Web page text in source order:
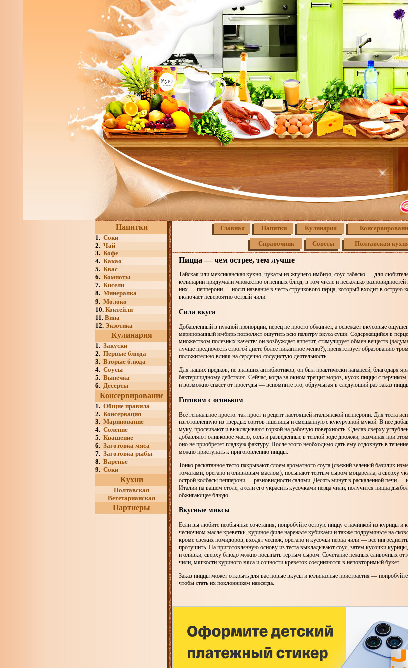
Напитки
1. Соки
2. Чай
3. Кофе
4. Какао
5. Квас
6. Компоты
7. Кисели
8. Минералка
9. Молоко
10. Коктейли
11. Вина
12. Экзотика
Кулинария
1. Закуски
2. Первые блюда
3. Вторые блюда
4. Соусы
5. Выпечка
6. Десерты
Консервирование
1. Общие правила
2. Консервация
3. Маринование
4. Соление
5. Квашение
6. Заготовка мяса
7. Заготовка рыбы
8. Варенье
9. Соки
Кухни
Полтавская
Вегетарианская
Партнеры
Главная Напитки Кулинария
Справочник Советы Полтавская
Пицца — чем острее, тем лучше
Тайская или мексиканская кухня, цукаты из жгучего имбиря, соус табаско — для
кулинарии придумали множество огненных блюд, в том числе и несколько
них — пепперони — носит название в честь стручкового перца, который входит в острую
включает невероятно острый чили.
Сила вкуса
Добавленный в нужной пропорции, перец не просто обжигает, а освежает вкусовые
маринованный имбирь позволяет ощутить всю палитру вкуса суши. Содержащийся в перце
множеством полезных качеств: он возбуждает аппетит, стимулирует обмен веществ
лучше предпочесть строгой диете более пикантное меню?), препятствует образованию
положительно влияя на сердечно-сосудистую деятельность.
Для наших предков, не знавших антибиотиков, он был практически панацеей, благодаря
бактерицидному действию. Сейчас, когда за окном трещит мороз, кусок пиццы с перчиком
и возможно спасет от простуды — вспомните это, обдумывая в следующий раз заказ
Готовим с огоньком
Всё гениальное просто, так прост и рецепт настоящей итальянской пепперони. Для теста
изготовленную из твердых сортов пшеницы и смешанную с кукурузной мукой. В нее
муку, просеивают и выкладывают горкой на рабочую поверхность. Сделав сверху
добавляют оливковое масло, соль и разведенные в теплой воде дрожжи, разминая при этом
оно не приобретет гладкую фактуру. После этого необходимо дать ему отдохнуть в
можно приступать к приготовлению пиццы.
Тонко раскатанное тесто покрывают слоем ароматного соуса (свежий зеленый базилик
томатами, орегано и оливковым маслом), посыпают тертым сыром моцарелла, а сверху
острой колбасы пепперони — разновидности салями. Десять минут в раскаленной печи —
Италии на вашем столе, а если его украсить кусочками перца чили, получится пицца
обжигающее блюдо.
Вкусные миксы
Если вы любите необычные сочетания, попробуйте острую пиццу с начинкой из курицы и
чесночном масле креветки, куриное филе нарежьте кубиками и также подрумяньте на
кроме свежих помидоров, входят чеснок, орегано и кусочки перца чили — все
протушить. На приготовленную основу из теста выкладывают соус, затем кусочки
и оливки, сверху блюдо можно посыпать тертым сыром. Сочетание нежных сливочных
чили, мягкости куриного мяса и сочности креветок соединяются в неповторимый букет.
Заказ пиццы может открыть для вас новые вкусы и кулинарные пристрастия —
чтобы стать их поклонником навсегда.